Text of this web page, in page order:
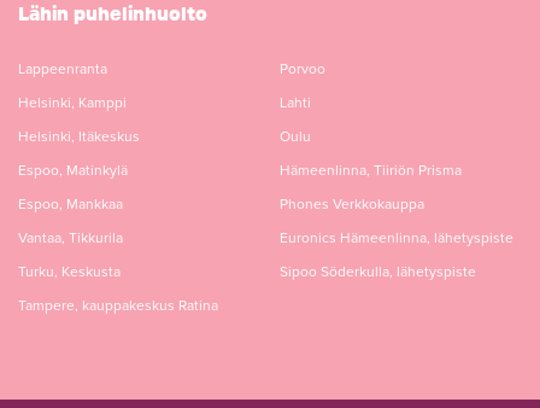
Lähin puhelinhuolto
Lappeenranta
Helsinki, Kamppi
Helsinki, Itäkeskus
Espoo, Matinkylä
Espoo, Mankkaa
Vantaa, Tikkurila
Turku, Keskusta
Tampere, kauppakeskus Ratina
Porvoo
Lahti
Oulu
Hämeenlinna, Tiiriön Prisma
Phones Verkkokauppa
Euronics Hämeenlinna, lähetyspiste
Sipoo Söderkulla, lähetyspiste